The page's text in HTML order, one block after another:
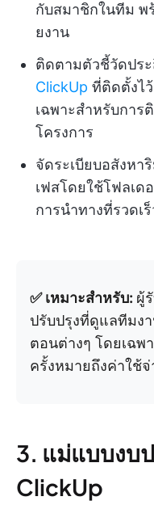
กับสมาชิกในทีม พ
ยงาน
ติดตามตัวชี้วัดปร
ClickUp ที่ติดตั้งไ
เฉพาะสำหรับกา
โครงการ
จัดระเบียบอสังหา
เฟสโดยใช้โฟลเด
การนำทางที่รวดเร็
✅ เหมาะสำหรับ: ผู้
ปรับปรุงที่ดูแลทีมง
ตอนต่างๆ โดยเฉพ
ครั้งหมายถึงค่าใช้
3. แม่แบบงบ
ClickUp